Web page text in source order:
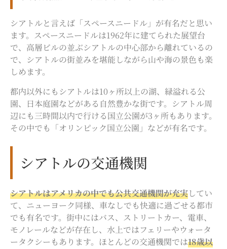
シアトルと言えば「スペースニードル」が有名だと思い
ます。スペースニードルは1962年に建てられた展望台
で、高層ビルの並ぶシアトルの中心部から離れているの
で、シアトルの街並みを堪能しながら山や海の景色も楽
しめます。
都内以外にもシアトルは10ヶ所以上の湖、緑溢れる公
園、日本庭園などがある自然豊かな街です。シアトル周
辺にも三時間以内で行ける国立公園が3ヶ所もあります。
その中でも「オリンピック国立公園」などが有名です。
シアトルの交通機関
シアトルはアメリカの中でも公共交通機関が充実してい
て、ニューヨーク同様、車なしでも快適に過ごせる都市
でも有名です。街中にはバス、ストリートカー、電車、
モノレールなどが存在し、水上ではフェリーやウォータ
ータクシーもあります。ほとんどの交通機関では18歳以